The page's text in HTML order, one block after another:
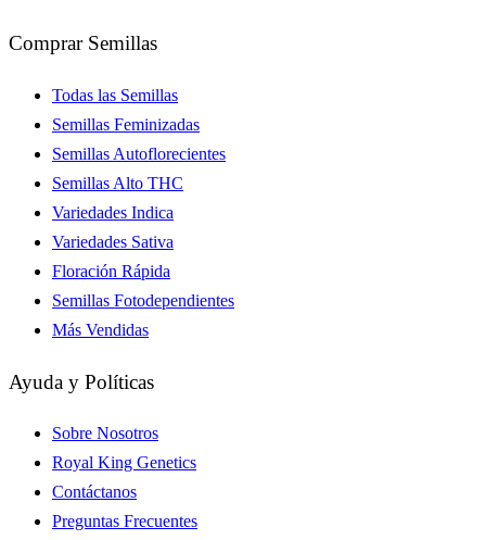
Comprar Semillas
Todas las Semillas
Semillas Feminizadas
Semillas Autoflorecientes
Semillas Alto THC
Variedades Indica
Variedades Sativa
Floración Rápida
Semillas Fotodependientes
Más Vendidas
Ayuda y Políticas
Sobre Nosotros
Royal King Genetics
Contáctanos
Preguntas Frecuentes